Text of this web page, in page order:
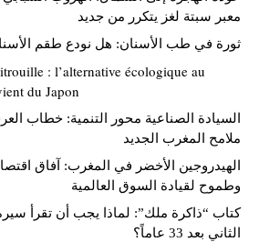
معبر سبتة لغز يتكرر من جديد
ثورة في طب الأسنان: هل نودع طقم
: l’alternative écologique au
du Japon
السيادة الصناعية محور التنمية: خطاب
ملامح المغرب الجديد
الهيدروجين الأخضر في المغرب: آفاق
وطموح لقيادة السوق العالمية
كتاب “ذاكرة ملك”: لماذا يجب أن تقرأ
الثاني بعد 33 عاماً؟